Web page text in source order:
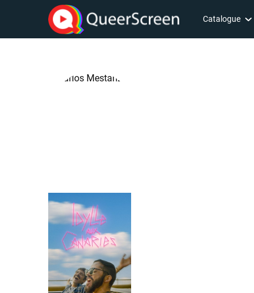
Catalogue